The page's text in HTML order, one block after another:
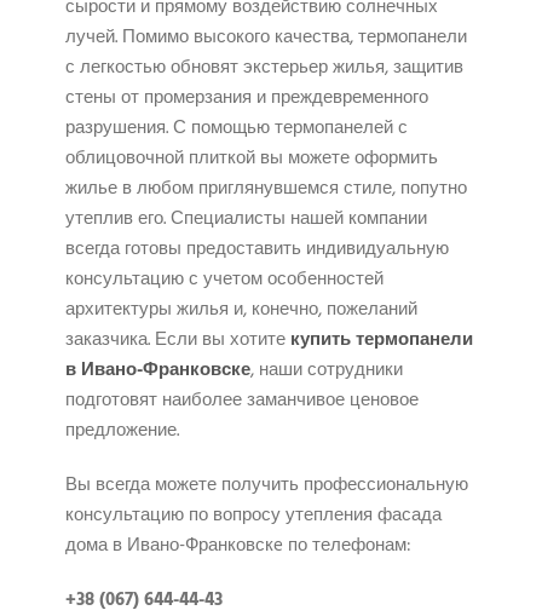
сырости и прямому воздействию солнечных
лучей. Помимо высокого качества, термопанели
с легкостью обновят экстерьер жилья, защитив
стены от промерзания и преждевременного
разрушения. С помощью термопанелей с
облицовочной плиткой вы можете оформить
жилье в любом приглянувшемся стиле, попутно
утеплив его. Специалисты нашей компании
всегда готовы предоставить индивидуальную
консультацию с учетом особенностей
архитектуры жилья и, конечно, пожеланий
заказчика. Если вы хотите купить термопанели
в Ивано-Франковске, наши сотрудники
подготовят наиболее заманчивое ценовое
предложение.
Вы всегда можете получить профессиональную
консультацию по вопросу утепления фасада
дома в Ивано-Франковскe по телефонам:
+38 (067) 644-44-43